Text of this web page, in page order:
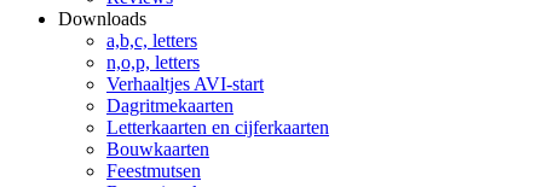
Downloads
a,b,c, letters
n,o,p, letters
Verhaaltjes AVI-start
Dagritmekaarten
Letterkaarten en cijferkaarten
Bouwkaarten
Feestmutsen